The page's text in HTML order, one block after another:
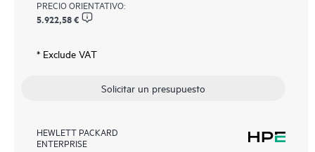
PRECIO ORIENTATIVO:
5.922,58 €
* Exclude VAT
Solicitar un presupuesto
HEWLETT PACKARD
ENTERPRISE